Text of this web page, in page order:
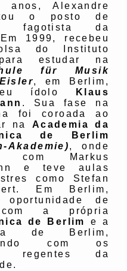
anos, Alexandre
o posto de
fagotista da
1999, recebeu
do Instituto
estudar na
für Musik
, em Berlim,
ídolo
Klaus
. Sua fase na
foi coroada ao
na Academia da
de Berlim
Akademie), onde
com Markus
e teve aulas
como Stefan
Em Berlim,
de
a própria
de Berlim
e a
de Berlim,
com os
regentes da